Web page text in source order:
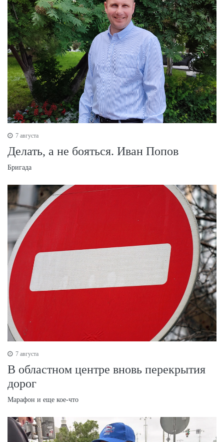
7 августа
Делать, а не бояться. Иван Попов
Бригада
7 августа
В областном центре вновь перекрытия
дорог
Марафон и еще кое-что